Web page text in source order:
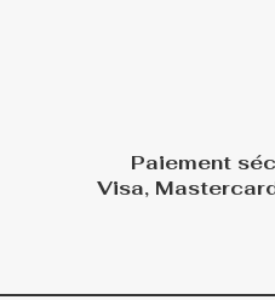
Paiement
Visa,